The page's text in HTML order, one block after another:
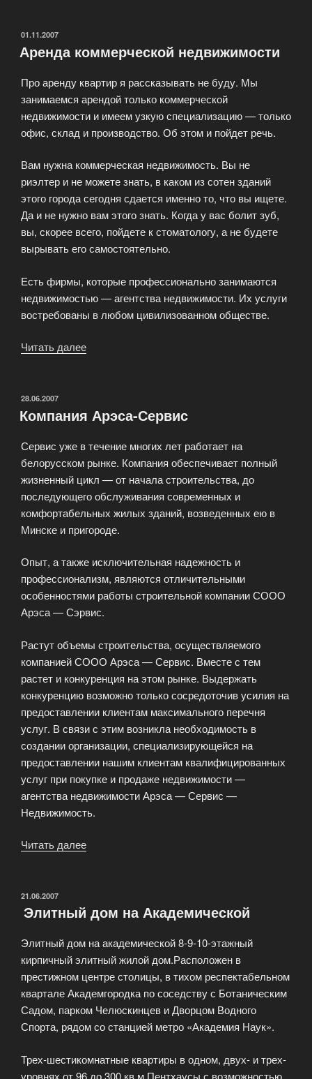
ОПУБЛИКОВАНО
01.11.2007
Аренда коммерческой недвижимости
Про аренду квартир я рассказывать не буду. Мы
занимаемся арендой только коммерческой
недвижимости и имеем узкую специализацию — только
офис, склад и производство. Об этом и пойдет речь.
Вам нужна коммерческая недвижимость. Вы не
риэлтер и не можете знать, в каком из сотен зданий
этого города сегодня сдается именно то, что вы ищете.
Да и не нужно вам этого знать. Когда у вас болит зуб,
вы, скорее всего, пойдете к стоматологу, а не будете
вырывать его самостоятельно.
Есть фирмы, которые профессионально занимаются
недвижимостью — агентства недвижимости. Их услуги
востребованы в любом цивилизованном обществе.
Читать далее
ОПУБЛИКОВАНО
28.06.2007
Компания Арэса-Сервис
Сервис уже в течение многих лет работает на
белорусском рынке. Компания обеспечивает полный
жизненный цикл — от начала строительства, до
последующего обслуживания современных и
комфортабельных жилых зданий, возведенных ею в
Минске и пригороде.
Опыт, а также исключительная надежность и
профессионализм, являются отличительными
особенностями работы строительной компании СООО
Арэса — Сэрвис.
Растут объемы строительства, осуществляемого
компанией СООО Арэса — Сервис. Вместе с тем
растет и конкуренция на этом рынке. Выдержать
конкуренцию возможно только сосредоточив усилия на
предоставлении клиентам максимального перечня
услуг. В связи с этим возникла необходимость в
создании организации, специализирующейся на
предоставлении нашим клиентам квалифицированных
услуг при покупке и продаже недвижимости —
агентства недвижимости Арэса — Сервис —
Недвижимость.
Читать далее
ОПУБЛИКОВАНО
21.06.2007
Элитный дом на Академической
Элитный дом на академической 8-9-10-этажный
кирпичный элитный жилой дом.Расположен в
престижном центре столицы, в тихом респектабельном
квартале Академгородка по соседству с Ботаническим
Садом, парком Челюскинцев и Дворцом Водного
Спорта, рядом со станцией метро «Академия Наук».
Трех-шестикомнатные квартиры в одном, двух- и трех-
уровнях от 96 до 300 кв.м Пентхаусы с возможностью